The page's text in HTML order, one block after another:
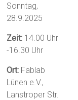
Sonntag,
28.9.2025
Zeit: 14.00 Uhr
-16.30 Uhr
Ort: Fablab
Lünen e.V.,
Lanstroper Str.